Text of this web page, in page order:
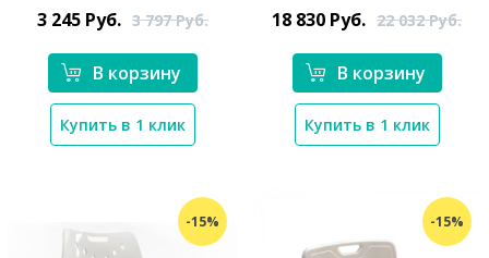
3 245 Руб. 3 797Руб.
В корзину
Купить в 1 клик
18 830 Руб. 22 032Руб.
В корзину
Купить в 1 клик
-15% -15%